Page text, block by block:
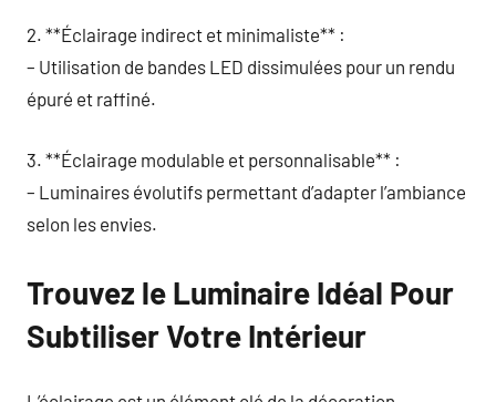
2. **Éclairage indirect et minimaliste** :
– Utilisation de bandes LED dissimulées pour un rendu
épuré et raffiné.
3. **Éclairage modulable et personnalisable** :
– Luminaires évolutifs permettant d’adapter l’ambiance
selon les envies.
Trouvez le Luminaire Idéal Pour
Subtiliser Votre Intérieur